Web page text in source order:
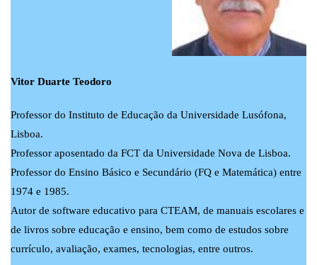
Vitor Duarte Teodoro
Professor do Instituto de Educação da Universidade Lusófona,
Lisboa.
Professor aposentado da FCT da Universidade Nova de Lisboa.
Professor do Ensino Básico e Secundário (FQ e Matemática) entre
1974 e 1985.
Autor de software educativo para CTEAM, de manuais escolares e
de livros sobre educação e ensino, bem como de estudos sobre
currículo, avaliação, exames, tecnologias, entre outros.